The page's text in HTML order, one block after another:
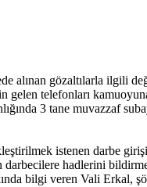
alınan gözaltılarla ilgili
gelen telefonları
3 tane muvazzaf
istenen darbe
hadlerini
bilgi veren Vali Erkal,